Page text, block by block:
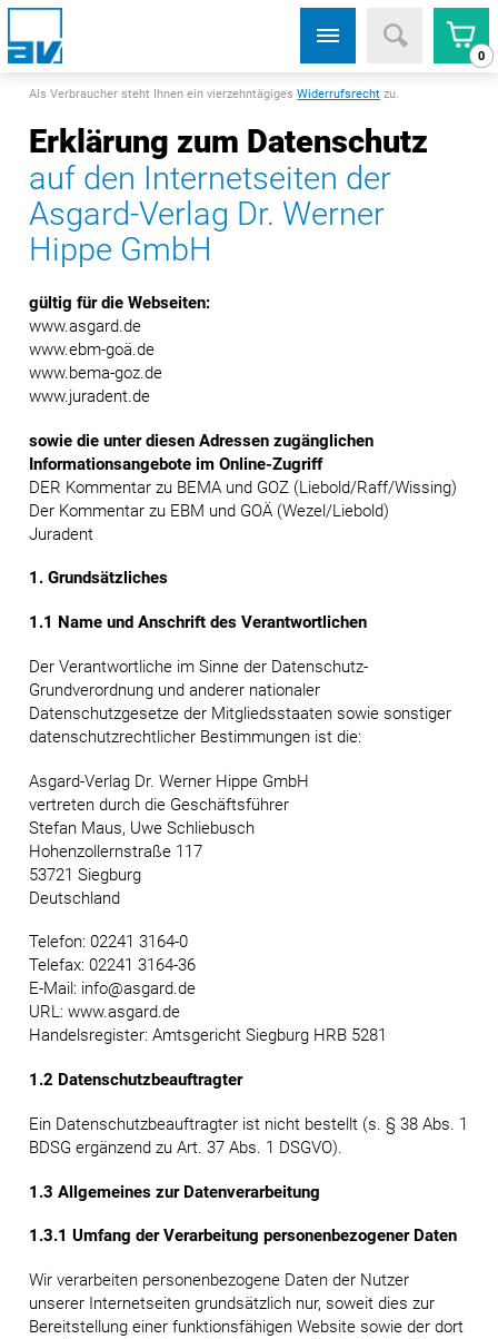
0
Als Verbraucher steht Ihnen ein vierzehntägigesWiderrufsrecht zu.
Erklärung zum Datenschutz
auf den Internetseiten der
Asgard-Verlag Dr. Werner
Hippe GmbH
gültig für die Webseiten:
www.asgard.de
www.ebm-goä.de
www.bema-goz.de
www.juradent.de
sowie die unter diesen Adressen zugänglichen
Informationsangebote im Online-Zugriff
DER Kommentar zu BEMA und GOZ (Liebold/Raff/Wissing)
Der Kommentar zu EBM und GOÄ (Wezel/Liebold)
Juradent
1. Grundsätzliches
1.1 Name und Anschrift des Verantwortlichen
Der Verantwortliche im Sinne der Datenschutz-
Grundverordnung und anderer nationaler
Datenschutzgesetze der Mitgliedsstaaten sowie sonstiger
datenschutzrechtlicher Bestimmungen ist die:
Asgard-Verlag Dr. Werner Hippe GmbH
vertreten durch die Geschäftsführer
Stefan Maus, Uwe Schliebusch
Hohenzollernstraße 117
53721 Siegburg
Deutschland
Telefon: 02241 3164-0
Telefax: 02241 3164-36
E-Mail: info@asgard.de
URL: www.asgard.de
Handelsregister: Amtsgericht Siegburg HRB 5281
1.2 Datenschutzbeauftragter
Ein Datenschutzbeauftragter ist nicht bestellt (s. § 38 Abs. 1
BDSG ergänzend zu Art. 37 Abs. 1 DSGVO).
1.3 Allgemeines zur Datenverarbeitung
1.3.1 Umfang der Verarbeitung personenbezogener Daten
Wir verarbeiten personenbezogene Daten der Nutzer
unserer Internetseiten grundsätzlich nur, soweit dies zur
Bereitstellung einer funktionsfähigen Website sowie der dort